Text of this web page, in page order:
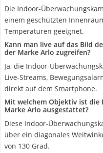
Die Indoor-
einem geschützten
Temperaturen geeignet.
Kann man live auf das Bild
der Marke Arlo zugreifen?
Ja, die Indoor-
Live-Streams,
direkt auf dem Smartphone.
Mit welchem Objektiv ist die
Marke Arlo ausgestattet?
Diese Indoor-
über ein diagonales
von 130 Grad.